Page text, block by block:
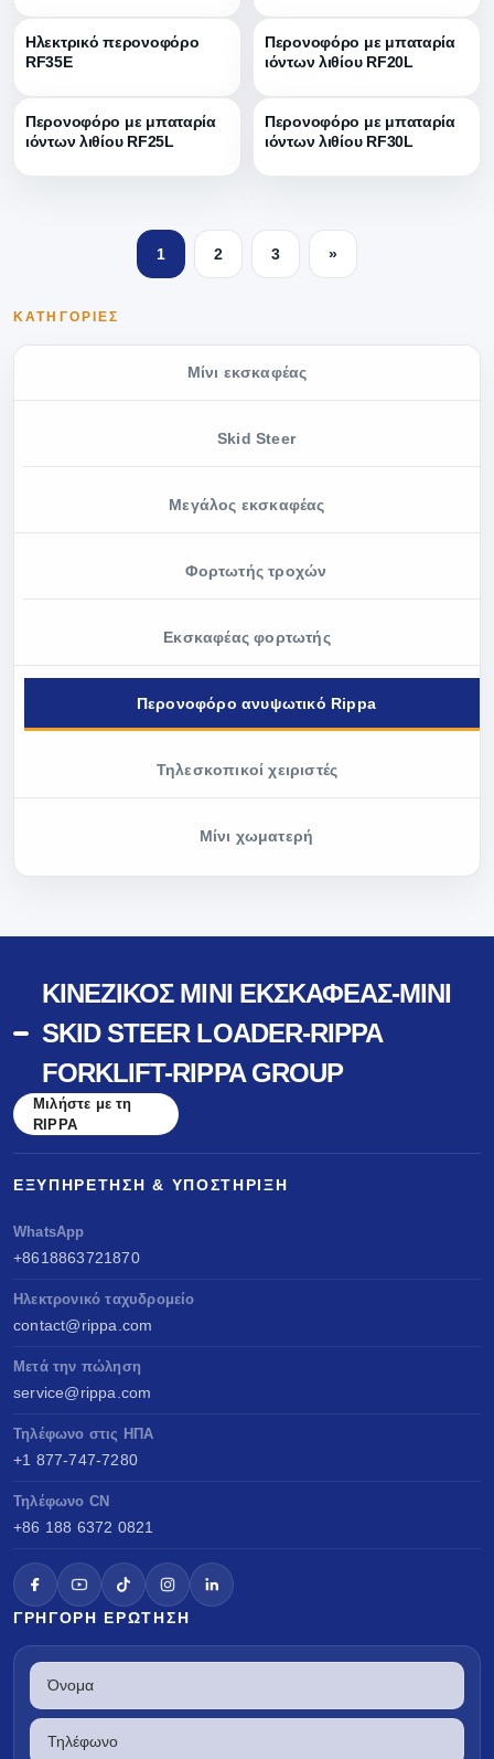
ΚΑΤΗΓΟΡΊΕΣ
Μίνι εκσκαφέας
Skid Steer
Μεγάλος εκσκαφέας
Φορτωτής τροχών
Εκσκαφέας φορτωτής
Περονοφόρο ανυψωτικό Rippa
Τηλεσκοπικοί χειριστές
Μίνι χωματερή
Ηλεκτρικό περονοφόρο
RF35E
Περονοφόρο με μπαταρία
ιόντων λιθίου RF20L
Περονοφόρο με μπαταρία
ιόντων λιθίου RF25L
Περονοφόρο με μπαταρία
ιόντων λιθίου RF30L
1 2 3 »
ΚΙΝΈΖΙΚΟΣ ΜΊΝΙ ΕΚΣΚΑΦΈΑΣ-MINI
SKID STEER LOADER-RIPPA
FORKLIFT-RIPPA GROUP
Μιλήστε με τη
RIPPA
ΕΞΥΠΗΡΈΤΗΣΗ & ΥΠΟΣΤΉΡΙΞΗ
WhatsApp
+8618863721870
Ηλεκτρονικό ταχυδρομείο
contact@rippa.com
Μετά την πώληση
service@rippa.com
Τηλέφωνο στις ΗΠΑ
+1 877-747-7280
Τηλέφωνο CN
+86 188 6372 0821
ΓΡΉΓΟΡΗ ΕΡΏΤΗΣΗ